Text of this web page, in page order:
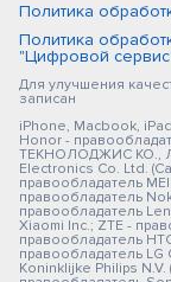
Политика
Политика
"Цифровой
Для улучшения
записан
iPhone, Macbook,
Honor -
ТЕКНОЛОДЖИС КО.,
Electronics Co. Ltd.
правообладатель
правообладатель
правообладатель
Xiaomi Inc.; ZTE -
правообладатель
правообладатель LG
Koninklijke Philips